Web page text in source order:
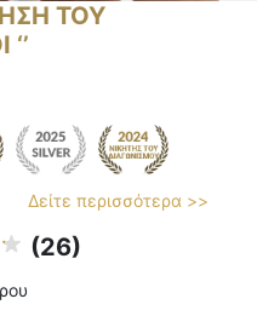
ΤΟΥ
Δείτε περισσότερα >>
(26)